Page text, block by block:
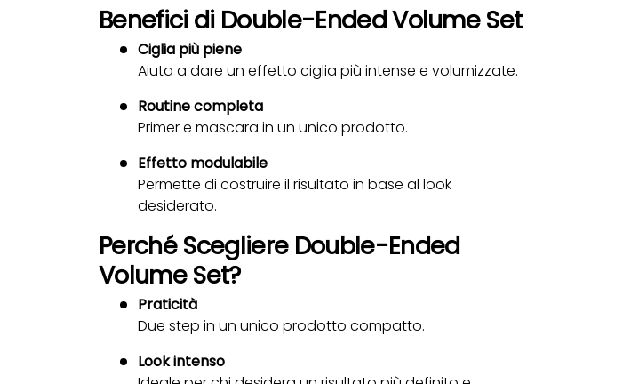
Benefici di Double-Ended Volume Set
Ciglia più piene
Aiuta a dare un effetto ciglia più intense e volumizzate.
Routine completa
Primer e mascara in un unico prodotto.
Effetto modulabile
Permette di costruire il risultato in base al look
desiderato.
Perché Scegliere Double-Ended
Volume Set?
Praticità
Due step in un unico prodotto compatto.
Look intenso